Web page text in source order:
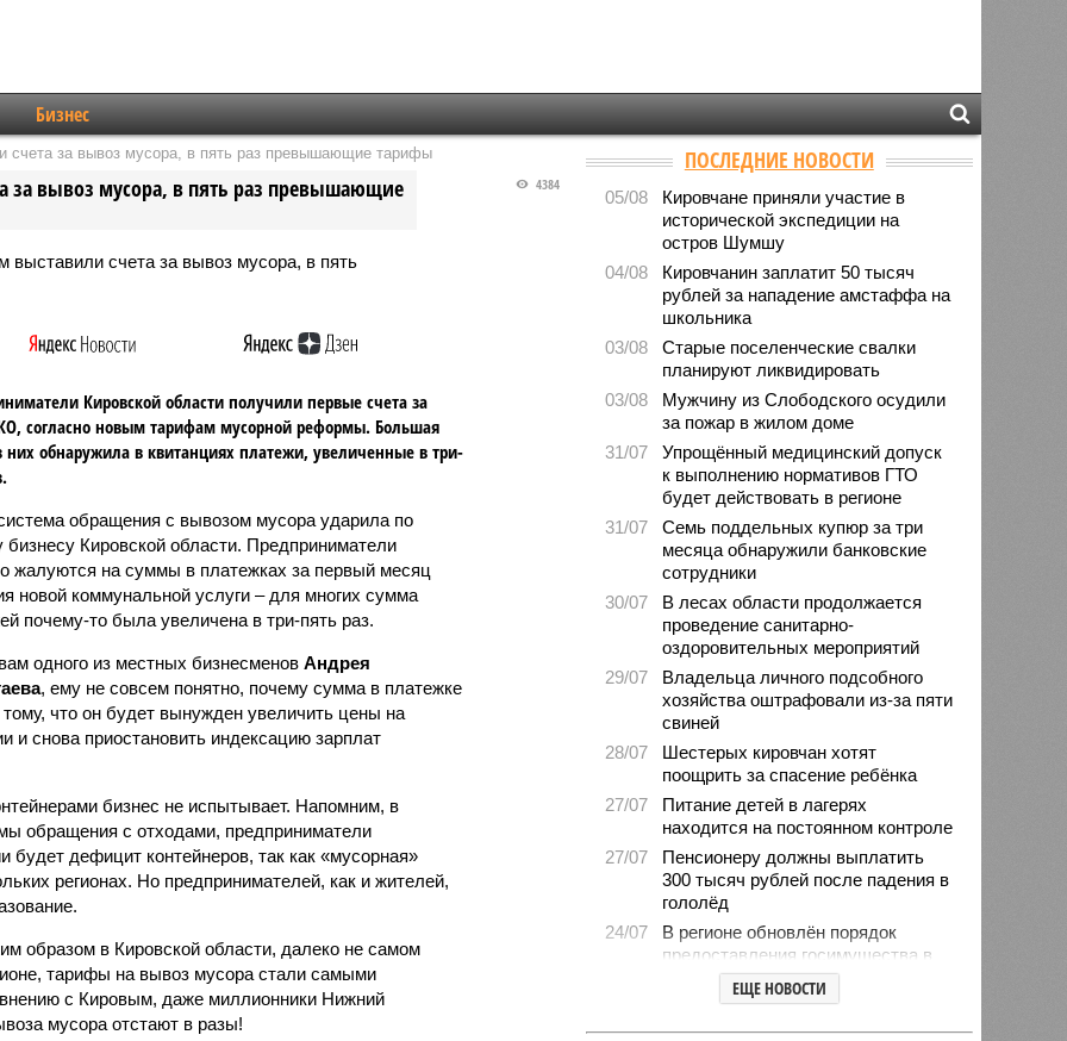
Бизнес
счета за вывоз мусора, в пять раз превышающие тарифы
за вывоз мусора, в пять раз превышающие 4384
Кировской области получили первые счета за
согласно новым тарифам мусорной реформы. Большая
них обнаружила в квитанциях платежи, увеличенные в три-
обращения с вывозом мусора ударила по
бизнесу Кировской области. Предприниматели
жалуются на суммы в платежках за первый месяц
новой коммунальной услуги – для многих сумма
почему-то была увеличена в три-пять раз.
одного из местных бизнесменов Андрея
, ему не совсем понятно, почему сумма в платежке
что он будет вынужден увеличить цены на
и снова приостановить индексацию зарплат
бизнес не испытывает. Напомним, в
обращения с отходами, предприниматели
будет дефицит контейнеров, так как «мусорная»
регионах. Но предпринимателей, как и жителей,
образом в Кировской области, далеко не самом
тарифы на вывоз мусора стали самыми
с Кировым, даже миллионники Нижний
мусора отстают в разы!
ПОСЛЕДНИЕ НОВОСТИ
05/08
Кировчане приняли участие в
исторической экспедиции на
остров Шумшу
04/08
Кировчанин заплатит 50 тысяч
рублей за нападение амстаффа на
школьника
03/08
Старые поселенческие свалки
планируют ликвидировать
03/08
Мужчину из Слободского осудили
за пожар в жилом доме
31/07
Упрощённый медицинский допуск
к выполнению нормативов ГТО
будет действовать в регионе
31/07
Семь поддельных купюр за три
месяца обнаружили банковские
сотрудники
30/07
В лесах области продолжается
проведение санитарно-
оздоровительных мероприятий
29/07
Владельца личного подсобного
хозяйства оштрафовали из-за пяти
свиней
28/07
Шестерых кировчан хотят
поощрить за спасение ребёнка
27/07
Питание детей в лагерях
находится на постоянном контроле
27/07
Пенсионеру должны выплатить
300 тысяч рублей после падения в
гололёд
24/07
В регионе обновлён порядок
предоставления госимущества в
аренду
Гострудинспекция выявила
нарушения после несчастного
ЕЩЕ НОВОСТИ